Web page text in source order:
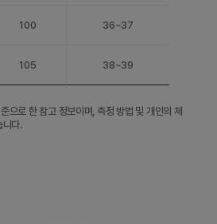
100 36~37
105 38~39
으로 한 참고 정보이며, 측정 방법 및 개인의 체
니다.